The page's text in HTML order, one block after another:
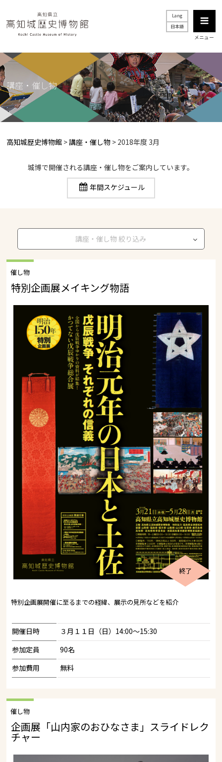
Lang
日本語
メニュー
講座・催し物
高知城歴史博物館 >講座・催し物 > 2018年度 3月
城博で開催される講座・催し物をご案内しています。
年間スケジュール
講座・催し物 絞り込み
催し物
特別企画展メイキング物語
終了
特別企画展開催に至るまでの経緯、展示の見所などを紹介
開催日時
３月１１日（日）14:00～15:30
参加定員
90名
参加費用
無料
催し物
企画展「山内家のおひなさま」スライドレク
チャー